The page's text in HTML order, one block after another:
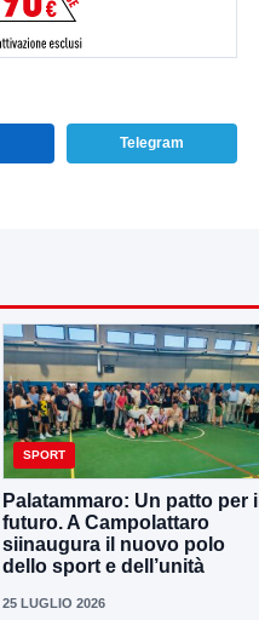
Telegram
SPORT
Palatammaro: Un patto per il
futuro. A Campolattaro
siinaugura il nuovo polo
dello sport e dell’unità
25 LUGLIO 2026